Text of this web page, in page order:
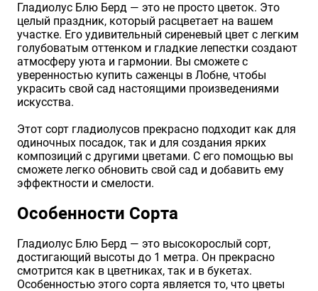
Зелень и пряные травы
Гладиолус Блю Берд — это не просто цветок. Это
целый праздник, который расцветает на вашем
участке. Его удивительный сиреневый цвет с легким
голубоватым оттенком и гладкие лепестки создают
атмосферу уюта и гармонии. Вы сможете с
уверенностью купить саженцы в Лобне, чтобы
украсить свой сад настоящими произведениями
искусства.
Этот сорт гладиолусов прекрасно подходит как для
одиночных посадок, так и для создания ярких
композиций с другими цветами. С его помощью вы
сможете легко обновить свой сад и добавить ему
эффектности и смелости.
Особенности Сорта
Гладиолус Блю Берд — это высокорослый сорт,
достигающий высоты до 1 метра. Он прекрасно
смотрится как в цветниках, так и в букетах.
Особенностью этого сорта является то, что цветы